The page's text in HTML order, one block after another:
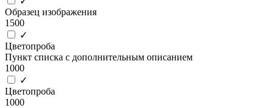
Образец изображения
1500
✓
Цветопроба
Пункт списка с дополнительным описанием
1000
✓
Цветопроба
1000